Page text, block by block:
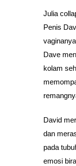
Julia
Penis
Dave
kolam
David
dan
pada
emosi